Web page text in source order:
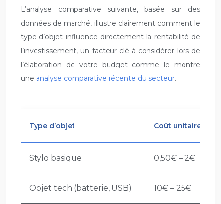
L’analyse comparative suivante, basée sur des
données de marché, illustre clairement comment le
type d’objet influence directement la rentabilité de
l’investissement, un facteur clé à considérer lors de
l’élaboration de votre budget comme le montre
une analyse comparative récente du secteur.
Type d’objet Coût unitaire
Stylo basique 0,50€ – 2€
Objet tech (batterie, USB) 10€ – 25€